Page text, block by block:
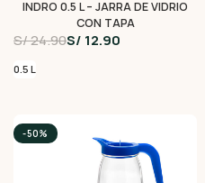
INDRO 0.5 L – JARRA DE VIDRIO
CON TAPA
S/ 24.90S/ 12.90
0.5 L
-50%